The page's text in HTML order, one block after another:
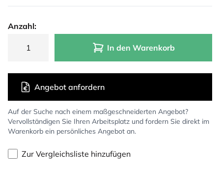
Anzahl:
In den Warenkorb
Auf der Suche nach einem maßgeschneiderten Angebot?
Vervollständigen Sie Ihren Arbeitsplatz und fordern Sie direkt im
Warenkorb ein persönliches Angebot an.
Angebot anfordern
Zur Vergleichsliste hinzufügen